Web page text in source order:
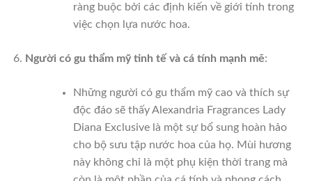
ràng buộc bởi các định kiến về giới tính trong
việc chọn lựa nước hoa.
Người có gu thẩm mỹ tinh tế và cá tính mạnh mẽ:
Những người có gu thẩm mỹ cao và thích sự
độc đáo sẽ thấy Alexandria Fragrances Lady
Diana Exclusive là một sự bổ sung hoàn hảo
cho bộ sưu tập nước hoa của họ. Mùi hương
này không chỉ là một phụ kiện thời trang mà